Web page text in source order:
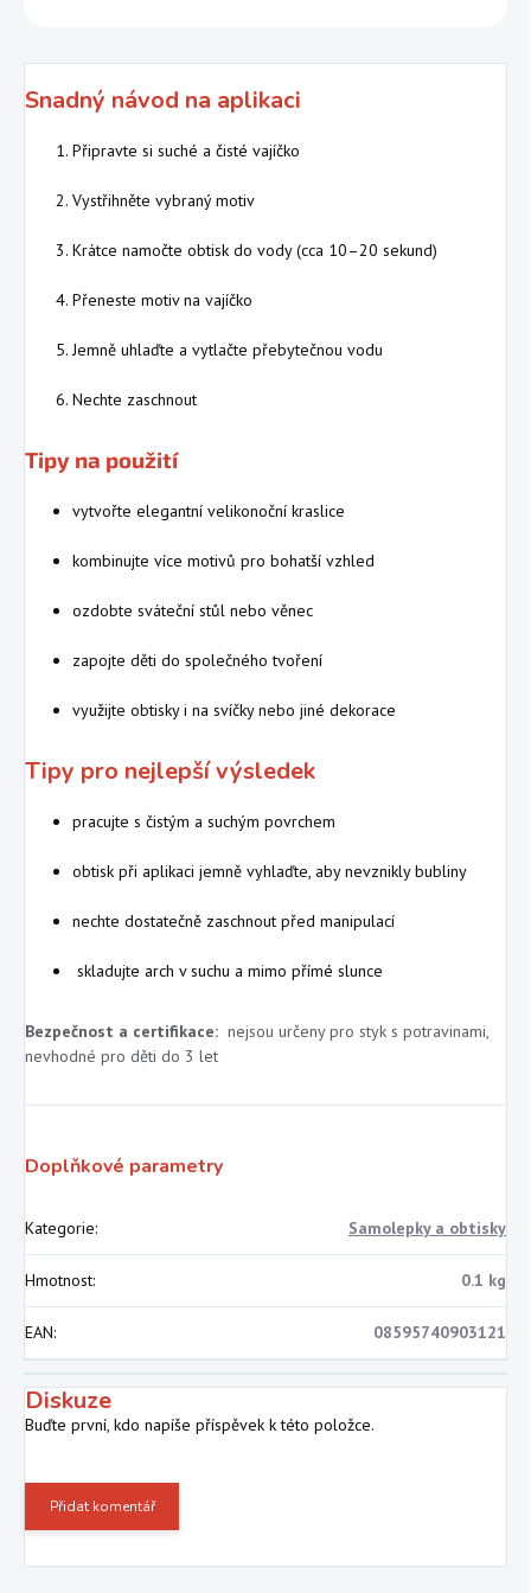
Snadný návod na aplikaci
Připravte si suché a čisté vajíčko
Vystřihněte vybraný motiv
Krátce namočte obtisk do vody (cca 10–20 sekund)
Přeneste motiv na vajíčko
Jemně uhlaďte a vytlačte přebytečnou vodu
Nechte zaschnout
Tipy na použití
vytvořte elegantní velikonoční kraslice
kombinujte více motivů pro bohatší vzhled
ozdobte sváteční stůl nebo věnec
zapojte děti do společného tvoření
využijte obtisky i na svíčky nebo jiné dekorace
Tipy pro nejlepší výsledek
pracujte s čistým a suchým povrchem
obtisk při aplikaci jemně vyhlaďte, aby nevznikly bubliny
nechte dostatečně zaschnout před manipulací
skladujte arch v suchu a mimo přímé slunce
Bezpečnost a certifikace: nejsou určeny pro styk s potravinami,
nevhodné pro děti do 3 let
Doplňkové parametry
Kategorie: Samolepky a obtisky
Hmotnost: 0.1 kg
EAN: 08595740903121
Diskuze
Buďte první, kdo napíše příspěvek k této položce.
Přidat komentář